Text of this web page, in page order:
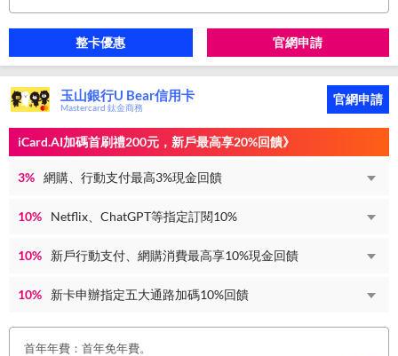
整卡優惠 官網申請
玉山銀行U Bear信用卡
Mastercard 鈦金商務
官網申請
iCard.AI加碼首刷禮200元，新戶最高享20%回饋》
3% 網購、行動支付最高3%現金回饋
10% Netflix、ChatGPT等指定訂閱10%
10% 新戶行動支付、網購消費最高享10%現金回饋
10% 新卡申辦指定五大通路加碼10%回饋
首年年費：首年免年費。